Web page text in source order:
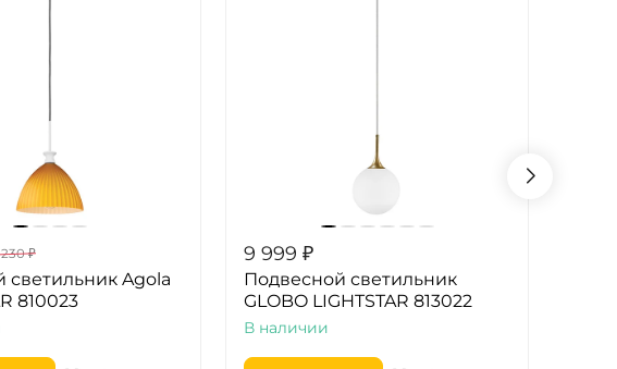
230 ₽
светильник Agola
810023
9 999 ₽
Подвесной светильник
GLOBO LIGHTSTAR 813022
В наличии